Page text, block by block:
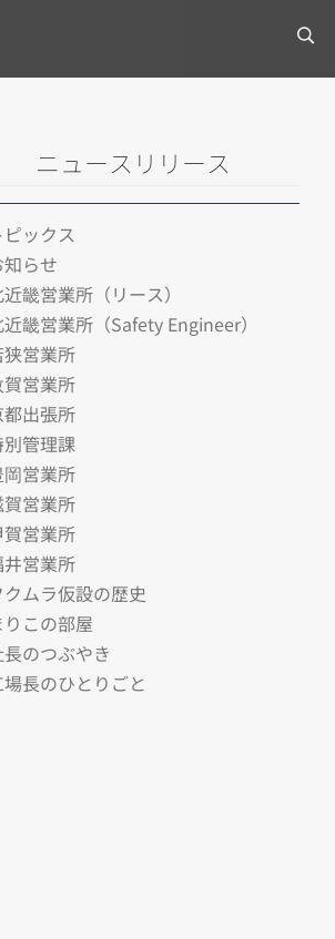
ニュースリリース
ピックス
知らせ
畿営業所（リース）
畿営業所（Safety Engineer）
狭営業所
営業所
都出張所
管理課
岡営業所
賀営業所
賀営業所
営業所
クムラ仮設の歴史
りこの部屋
のつぶやき
場長のひとりごと